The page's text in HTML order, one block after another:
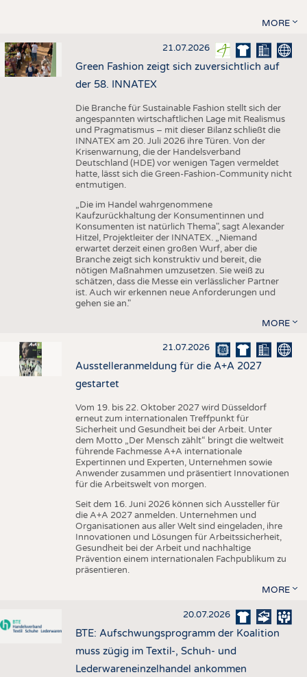
MORE
21.07.2026
Green Fashion zeigt sich zuversichtlich auf
der 58. INNATEX
Die Branche für Sustainable Fashion stellt sich der
angespannten wirtschaftlichen Lage mit Realismus
und Pragmatismus – mit dieser Bilanz schließt die
INNATEX am 20. Juli 2026 ihre Türen. Von der
Krisenwarnung, die der Handelsverband
Deutschland (HDE) vor wenigen Tagen vermeldet
hatte, lässt sich die Green-Fashion-Community nicht
entmutigen.
„Die im Handel wahrgenommene
Kaufzurückhaltung der Konsumentinnen und
Konsumenten ist natürlich Thema", sagt Alexander
Hitzel, Projektleiter der INNATEX. „Niemand
erwartet derzeit einen großen Wurf, aber die
Branche zeigt sich konstruktiv und bereit, die
nötigen Maßnahmen umzusetzen. Sie weiß zu
schätzen, dass die Messe ein verlässlicher Partner
ist. Auch wir erkennen neue Anforderungen und
gehen sie an."
MORE
21.07.2026
Ausstelleranmeldung für die A+A 2027
gestartet
Vom 19. bis 22. Oktober 2027 wird Düsseldorf
erneut zum internationalen Treffpunkt für
Sicherheit und Gesundheit bei der Arbeit. Unter
dem Motto „Der Mensch zählt“ bringt die weltweit
führende Fachmesse A+A internationale
Expertinnen und Experten, Unternehmen sowie
Anwender zusammen und präsentiert Innovationen
für die Arbeitswelt von morgen.
Seit dem 16. Juni 2026 können sich Aussteller für
die A+A 2027 anmelden. Unternehmen und
Organisationen aus aller Welt sind eingeladen, ihre
Innovationen und Lösungen für Arbeitssicherheit,
Gesundheit bei der Arbeit und nachhaltige
Prävention einem internationalen Fachpublikum zu
präsentieren.
MORE
20.07.2026
BTE: Aufschwungsprogramm der Koalition
muss zügig im Textil-, Schuh- und
Lederwareneinzelhandel ankommen